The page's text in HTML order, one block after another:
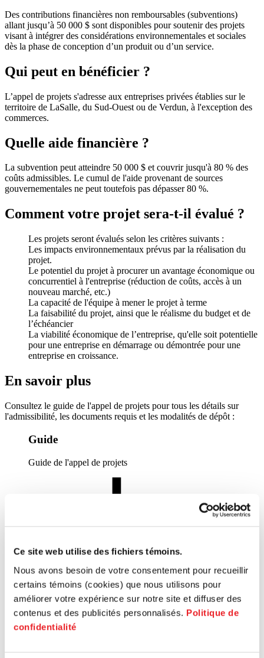
Ce site web utilise des fichiers témoins.
Nous avons besoin de votre consentement pour recueillir
certains témoins (cookies) que nous utilisons pour
améliorer votre expérience sur notre site et diffuser des
contenus et des publicités personnalisés. Politique de
confidentialité
Des contributions financières non remboursables (subventions)
allant jusqu’à 50 000 $ sont disponibles pour soutenir des projets
visant à intégrer des considérations environnementales et sociales
dès la phase de conception d’un produit ou d’un service.
Qui peut en bénéficier ?
L’appel de projets s'adresse aux entreprises privées établies sur le
territoire de LaSalle, du Sud-Ouest ou de Verdun, à l'exception des
commerces.
Quelle aide financière ?
La subvention peut atteindre 50 000 $ et couvrir jusqu'à 80 % des
coûts admissibles. Le cumul de l'aide provenant de sources
gouvernementales ne peut toutefois pas dépasser 80 %.
Comment votre projet sera-t-il évalué ?
Les projets seront évalués selon les critères suivants :
Les impacts environnementaux prévus par la réalisation du
projet.
Le potentiel du projet à procurer un avantage économique ou
concurrentiel à l'entreprise (réduction de coûts, accès à un
nouveau marché, etc.)
La capacité de l'équipe à mener le projet à terme
La faisabilité du projet, ainsi que le réalisme du budget et de
l’échéancier
La viabilité économique de l’entreprise, qu'elle soit potentielle
pour une entreprise en démarrage ou démontrée pour une
entreprise en croissance.
En savoir plus
Consultez le guide de l'appel de projets pour tous les détails sur
l'admissibilité, les documents requis et les modalités de dépôt :
Guide
Guide de l'appel de projets
l'appel de projets
Modèle
Budget et montage financier